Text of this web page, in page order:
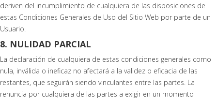
deriven del incumplimiento de cualquiera de las disposiciones de
estas Condiciones Generales de Uso del Sitio Web por parte de un
Usuario.
8. NULIDAD PARCIAL
La declaración de cualquiera de estas condiciones generales como
nula, inválida o ineficaz no afectará a la validez o eficacia de las
restantes, que seguirán siendo vinculantes entre las partes. La
renuncia por cualquiera de las partes a exigir en un momento